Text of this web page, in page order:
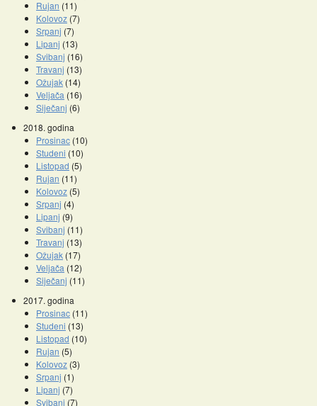
Rujan (11)
Kolovoz (7)
Srpanj (7)
Lipanj (13)
Svibanj (16)
Travanj (13)
Ožujak (14)
Veljača (16)
Siječanj (6)
2018. godina
Prosinac (10)
Studeni (10)
Listopad (5)
Rujan (11)
Kolovoz (5)
Srpanj (4)
Lipanj (9)
Svibanj (11)
Travanj (13)
Ožujak (17)
Veljača (12)
Siječanj (11)
2017. godina
Prosinac (11)
Studeni (13)
Listopad (10)
Rujan (5)
Kolovoz (3)
Srpanj (1)
Lipanj (7)
Svibanj (7)